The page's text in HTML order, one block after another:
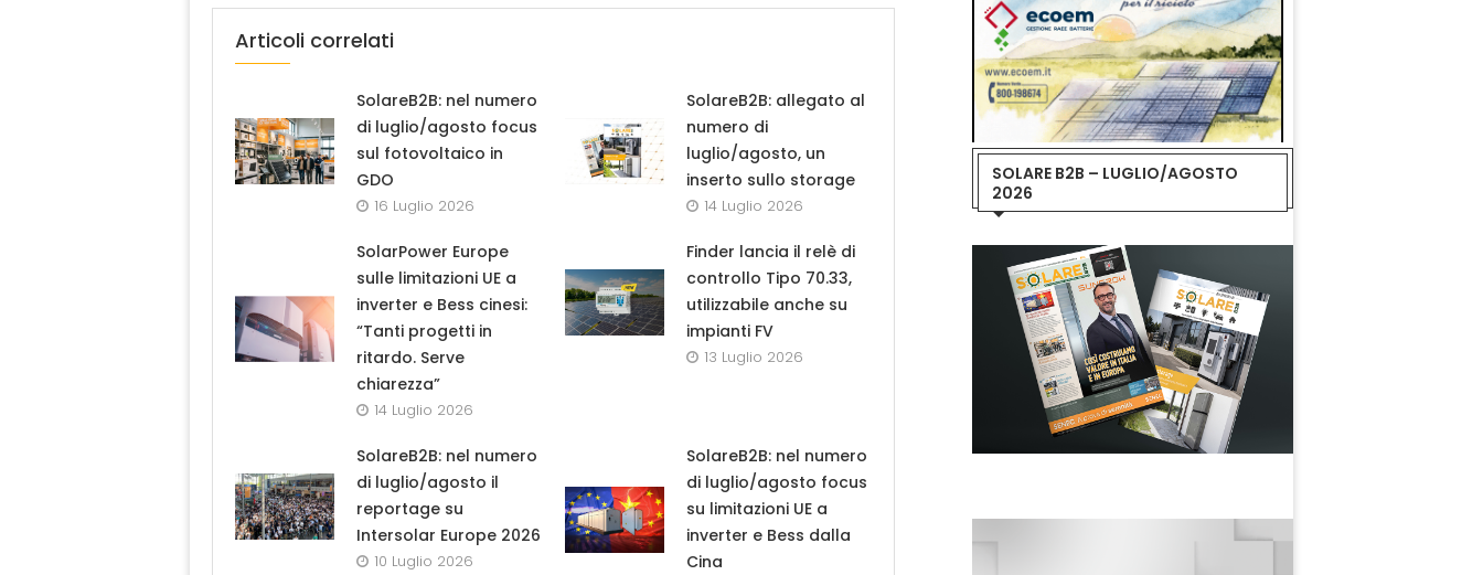
Articoli correlati
SolareB2B: nel numero
di luglio/agosto focus
sul fotovoltaico in
GDO
16 Luglio 2026
SolareB2B: allegato al
numero di
luglio/agosto, un
inserto sullo storage
14 Luglio 2026
SolarPower Europe
sulle limitazioni UE a
inverter e Bess cinesi:
“Tanti progetti in
ritardo. Serve
chiarezza”
14 Luglio 2026
Finder lancia il relè di
controllo Tipo 70.33,
utilizzabile anche su
impianti FV
13 Luglio 2026
SolareB2B: nel numero
di luglio/agosto il
reportage su
Intersolar Europe 2026
10 Luglio 2026
SolareB2B: nel numero
di luglio/agosto focus
su limitazioni UE a
inverter e Bess dalla
Cina
SOLARE B2B – LUGLIO/AGOSTO
2026